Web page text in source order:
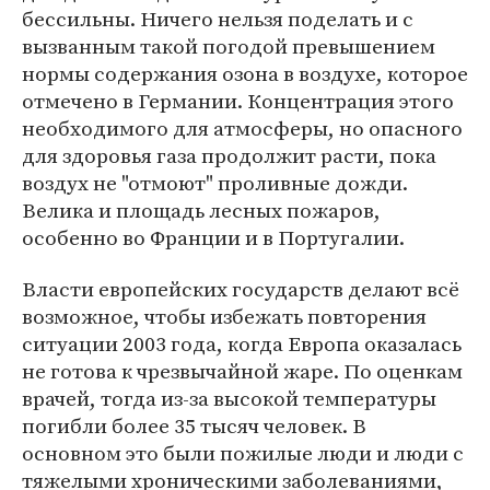
бессильны. Ничего нельзя поделать и с
вызванным такой погодой превышением
нормы содержания озона в воздухе, которое
отмечено в Германии. Концентрация этого
необходимого для атмосферы, но опасного
для здоровья газа продолжит расти, пока
воздух не "отмоют" проливные дожди.
Велика и площадь лесных пожаров,
особенно во Франции и в Португалии.
Власти европейских государств делают всё
возможное, чтобы избежать повторения
ситуации 2003 года, когда Европа оказалась
не готова к чрезвычайной жаре. По оценкам
врачей, тогда из-за высокой температуры
погибли более 35 тысяч человек. В
основном это были пожилые люди и люди с
тяжелыми хроническими заболеваниями,